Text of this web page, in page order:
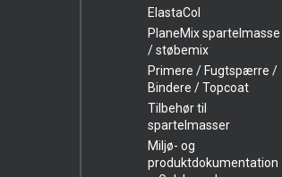
ElastaCol
PlaneMix spartelmasse
/ støbemix
Primere / Fugtspærre /
Bindere / Topcoat
Tilbehør til
spartelmasser
Miljø- og
produktdokumentation